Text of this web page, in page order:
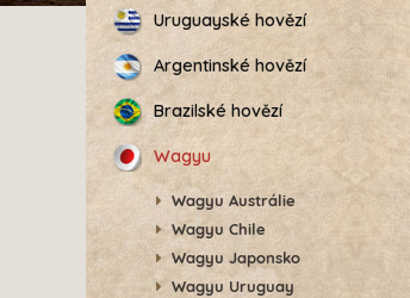
Uruguayské hovězí
Argentinské hovězí
Brazilské hovězí
Wagyu
Wagyu Austrálie
Wagyu Chile
Wagyu Japonsko
Wagyu Uruguay